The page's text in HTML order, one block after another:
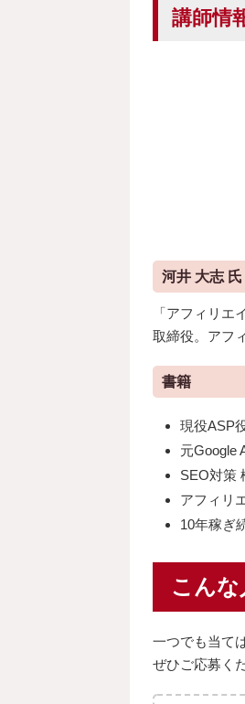
講師情
河井 大志 氏
「アフィリ
取締役。アフ
書籍
現役ASP
元Google
SEO対策
アフィリ
10年稼ぎ
こんな
一つでも当て
ぜひご応募く